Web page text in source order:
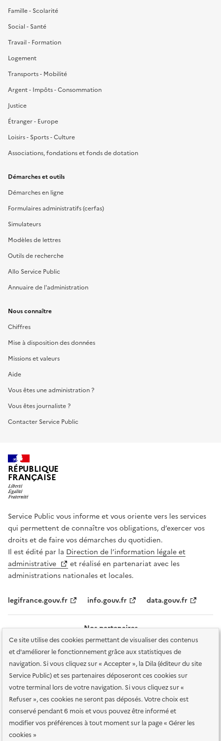
Ce site utilise des cookies permettant de visualiser des contenus
et d'améliorer le fonctionnement grâce aux statistiques de
navigation. Si vous cliquez sur « Accepter », la Dila (éditeur du site
Service Public) et ses partenaires déposeront ces cookies sur
votre terminal lors de votre navigation. Si vous cliquez sur «
Refuser », ces cookies ne seront pas déposés. Votre choix est
conservé pendant 6 mois et vous pouvez être informé et
modifier vos préférences à tout moment sur la page « Gérer les
cookies »
Famille - Scolarité
Social - Santé
Travail - Formation
Logement
Transports - Mobilité
Argent - Impôts - Consommation
Justice
Étranger - Europe
Loisirs - Sports - Culture
Associations, fondations et fonds de dotation
Démarches et outils
Démarches en ligne
Formulaires administratifs (cerfas)
Simulateurs
Modèles de lettres
Outils de recherche
Allo Service Public
Annuaire de l'administration
Nous connaître
Chiffres
Mise à disposition des données
Missions et valeurs
Aide
Vous êtes une administration ?
Vous êtes journaliste ?
Contacter Service Public
RÉPUBLIQUE
FRANÇAISE
Service Public vous informe et vous oriente vers les services
qui permettent de connaître vos obligations, d’exercer vos
droits et de faire vos démarches du quotidien.
Il est édité par la Direction de l’information légale et
administrative
et réalisé en partenariat avec les
administrations nationales et locales.
legifrance.gouv.fr info.gouv.fr data.gouv.fr
Nos partenaires
Plan du site Accessibilité : totalement conforme
Accessibilité des
services en ligne Mentions légales Données personnelles et sécurité
Conditions générales d'utilisation Gestion des cookies